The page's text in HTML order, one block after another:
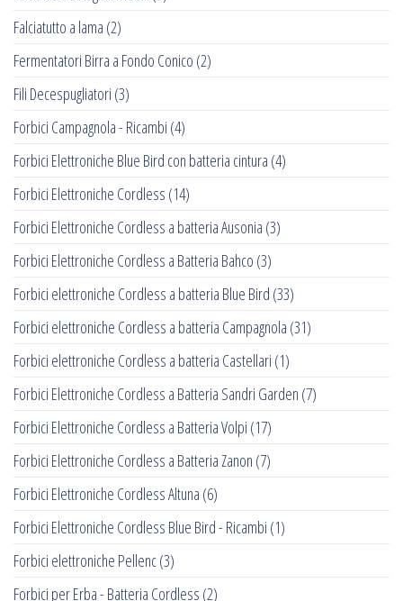
Falciatutto a lama (2)
Fermentatori Birra a Fondo Conico (2)
Fili Decespugliatori (3)
Forbici Campagnola - Ricambi (4)
Forbici Elettroniche Blue Bird con batteria cintura (4)
Forbici Elettroniche Cordless (14)
Forbici Elettroniche Cordless a batteria Ausonia (3)
Forbici Elettroniche Cordless a Batteria Bahco (3)
Forbici elettroniche Cordless a batteria Blue Bird (33)
Forbici elettroniche Cordless a batteria Campagnola (31)
Forbici elettroniche Cordless a batteria Castellari (1)
Forbici Elettroniche Cordless a Batteria Sandri Garden (7)
Forbici Elettroniche Cordless a Batteria Volpi (17)
Forbici Elettroniche Cordless a Batteria Zanon (7)
Forbici Elettroniche Cordless Altuna (6)
Forbici Elettroniche Cordless Blue Bird - Ricambi (1)
Forbici elettroniche Pellenc(3)
Forbici per Erba - Batteria Cordless (2)